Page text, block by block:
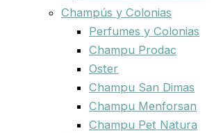
Champús y Colonias
Perfumes y Colonias
Champu Prodac
Oster
Champu San Dimas
Champu Menforsan
Champu Pet Natura